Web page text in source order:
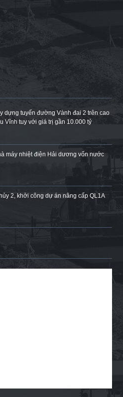
dựng tuyến đường Vành đai 2 trên cao
Vĩnh tuy với giá trị gần 10.000 tỷ
máy nhiệt điện Hải dương vốn nước
2, khởi công dự án nâng cấp QL1A